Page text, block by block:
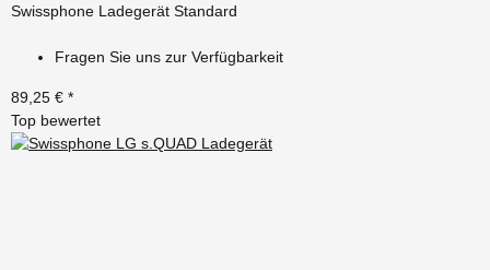
Swissphone Ladegerät Standard
Fragen Sie uns zur Verfügbarkeit
89,25 € *
Top bewertet